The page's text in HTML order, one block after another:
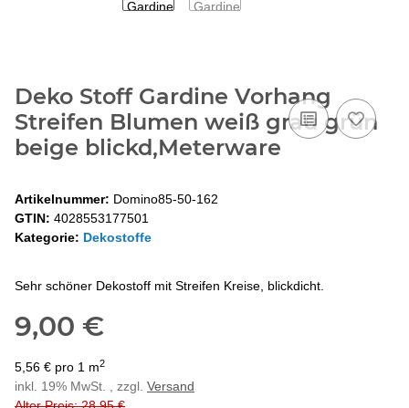
Deko Stoff Gardine Vorhang
Streifen Blumen weiß grau grün
beige blickd,Meterware
Artikelnummer: Domino85-50-162
GTIN: 4028553177501
Kategorie: Dekostoffe
Sehr schöner Dekostoff mit Streifen Kreise, blickdicht.
9,00 €
5,56 € pro 1 m2
inkl. 19% MwSt. , zzgl. Versand